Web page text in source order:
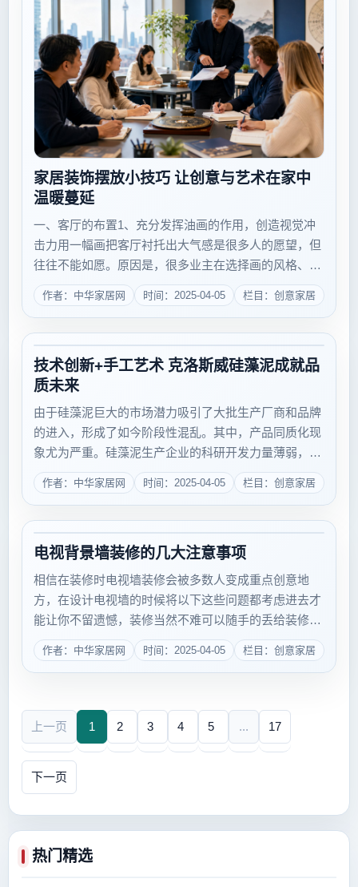
家居装饰摆放小技巧 让创意与艺术在家中
温暖蔓延
一、客厅的布置1、充分发挥油画的作用，创造视觉冲
击力用一幅画把客厅衬托出大气感是很多人的愿望，但
往往不能如愿。原因是，很多业主在选择画的风格、以
及画描述的主题与自家家居的设计风格、室内面积不够
吻合。光是模仿国外的设计很难真正设计出那种艺术感
作者：中华家居网 时间：2025-04-05 栏目：创意家居
技术创新+手工艺术 克洛斯威硅藻泥成就品
质未来
由于硅藻泥巨大的市场潜力吸引了大批生产厂商和品牌
的进入，形成了如今阶段性混乱。其中，产品同质化现
象尤为严重。硅藻泥生产企业的科研开发力量薄弱，资
金投入不足，技术进步缓慢、产品不具特色，严重阻碍
了硅藻泥企业的发展。更有甚者，很多企业着眼于模仿
作者：中华家居网 时间：2025-04-05 栏目：创意家居
电视背景墙装修的几大注意事项
相信在装修时电视墙装修会被多数人变成重点创意地
方，在设计电视墙的时候将以下这些问题都考虑进去才
能让你不留遗憾，装修当然不难可以随手的丢给装修公
司，但是做出一个完美的装修还是要下点功夫的。下面
就随小编一起看看电视背景墙装修的几大注意事项吧。
作者：中华家居网 时间：2025-04-05 栏目：创意家居
上一页 1 2 3 4 5 ... 17
下一页
热门精选